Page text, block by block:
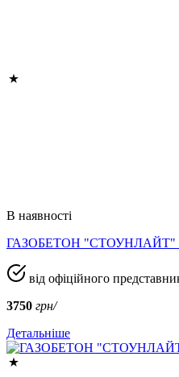
В наявності
ГАЗОБЕТОН "СТОУНЛАЙТ"
від офіційного
3750 грн/
Детальніше